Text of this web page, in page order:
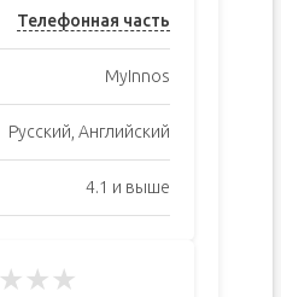
Телефонная часть
MyInnos
Русский, Английский
4.1 и выше
★★★